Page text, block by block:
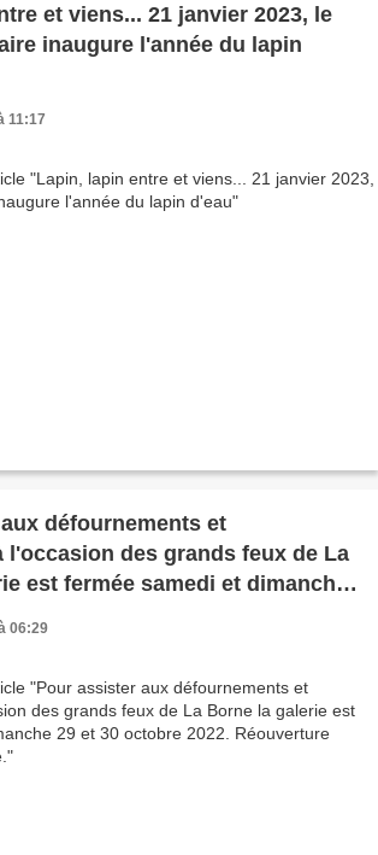
et viens... 21 janvier 2023, le
inaugure l'année du lapin
11:17
défournements et
l'occasion des grands feux de La
est fermée samedi et dimanche
2022. Réouverture mercredi 2
06:29